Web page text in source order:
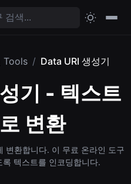
Tools / Data URI 생성기
기 - 텍스트
변환
변환합니다. 이 무료 온라인 도구
텍스트를 인코딩합니다.